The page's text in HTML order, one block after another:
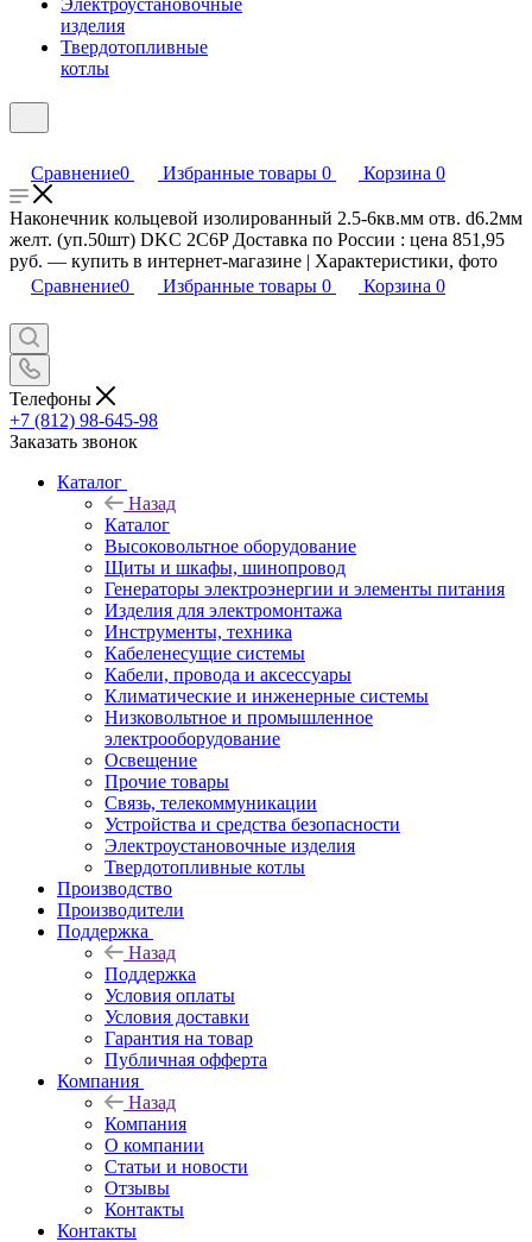
Электроустановочные
изделия
Твердотопливные
котлы
Сравнение0 Избранные товары 0 Корзина 0
Наконечник кольцевой изолированный 2.5-6кв.мм отв. d6.2мм
желт. (уп.50шт) DKC 2C6P Доставка по России : цена 851,95
руб. — купить в интернет-магазине | Характеристики, фото
Сравнение0 Избранные товары 0 Корзина 0
Телефоны
+7 (812) 98-645-98
Заказать звонок
Каталог
Назад
Каталог
Высоковольтное оборудование
Щиты и шкафы, шинопровод
Генераторы электроэнергии и элементы питания
Изделия для электромонтажа
Инструменты, техника
Кабеленесущие системы
Кабели, провода и аксессуары
Климатические и инженерные системы
Низковольтное и промышленное
электрооборудование
Освещение
Прочие товары
Связь, телекоммуникации
Устройства и средства безопасности
Электроустановочные изделия
Твердотопливные котлы
Производство
Производители
Поддержка
Назад
Поддержка
Условия оплаты
Условия доставки
Гарантия на товар
Публичная офферта
Компания
Назад
Компания
О компании
Статьи и новости
Отзывы
Контакты
Контакты